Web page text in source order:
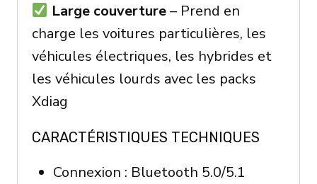
Large couverture– Prend en
charge les voitures particulières, les
véhicules électriques, les hybrides et
les véhicules lourds avec les packs
Xdiag
CARACTÉRISTIQUES TECHNIQUES
Connexion : Bluetooth 5.0/5.1